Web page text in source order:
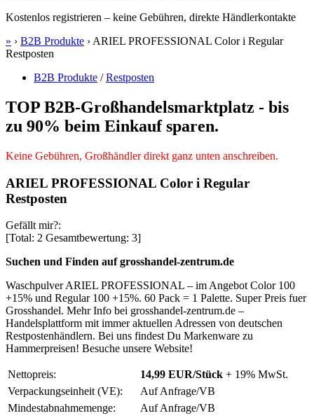
Kostenlos registrieren – keine Gebühren, direkte Händlerkontakte
» › B2B Produkte › ARIEL PROFESSIONAL Color i Regular
Restposten
B2B Produkte / Restposten
TOP B2B-Großhandelsmarktplatz - bis
zu 90% beim Einkauf sparen.
Keine Gebühren, Großhändler direkt ganz unten anschreiben.
ARIEL PROFESSIONAL Color i Regular
Restposten
Gefällt mir?:
[Total: 2 Gesamtbewertung: 3]
Suchen und Finden auf grosshandel-zentrum.de
Waschpulver ARIEL PROFESSIONAL – im Angebot Color 100
+15% und Regular 100 +15%. 60 Pack = 1 Palette. Super Preis fuer
Grosshandel. Mehr Info bei grosshandel-zentrum.de –
Handelsplattform mit immer aktuellen Adressen von deutschen
Restpostenhändlern. Bei uns findest Du Markenware zu
Hammerpreisen! Besuche unsere Website!
Nettopreis: 14,99 EUR/Stück + 19% MwSt.
Verpackungseinheit (VE):
Auf Anfrage/VB
Mindestabnahmemenge:
Auf Anfrage/VB